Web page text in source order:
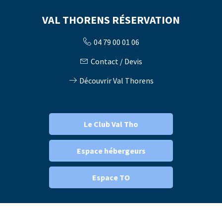
VAL THORENS RÉSERVATION
04 79 00 01 06
Contact / Devis
Découvrir Val Thorens
Le Club Val Tho
Espace hébergeurs
Espace TO